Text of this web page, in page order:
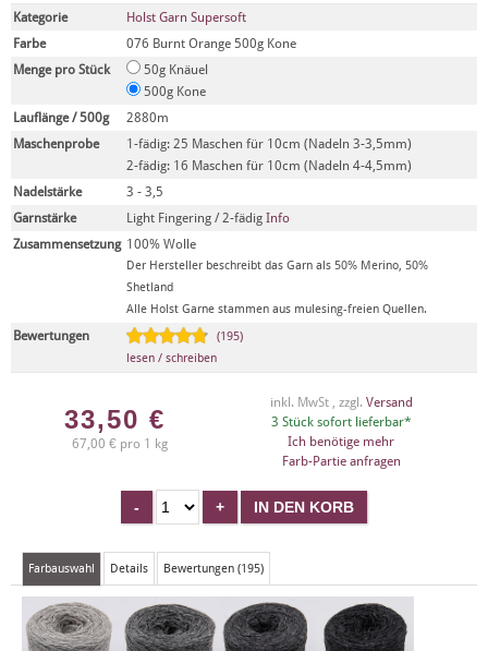
Kategorie
Holst Garn Supersoft
Farbe
076 Burnt Orange 500g Kone
Menge pro Stück
50g Knäuel
500g Kone
Lauflänge / 500g
2880m
Maschenprobe
1-fädig: 25 Maschen für 10cm (Nadeln 3-3,5mm)
2-fädig: 16 Maschen für 10cm (Nadeln 4-4,5mm)
Nadelstärke
3 - 3,5
Garnstärke
Light Fingering / 2-fädig Info
Zusammensetzung 100% Wolle
Der Hersteller beschreibt das Garn als 50% Merino, 50%
Shetland
Alle Holst Garne stammen aus mulesing-freien Quellen.
Bewertungen
(195)
lesen / schreiben
33,50 €
67,00 € pro 1 kg
inkl. MwSt , zzgl. Versand
3 Stück sofort lieferbar*
Ich benötige mehr
Farb-Partie anfragen
Farbauswahl Details Bewertungen (195)